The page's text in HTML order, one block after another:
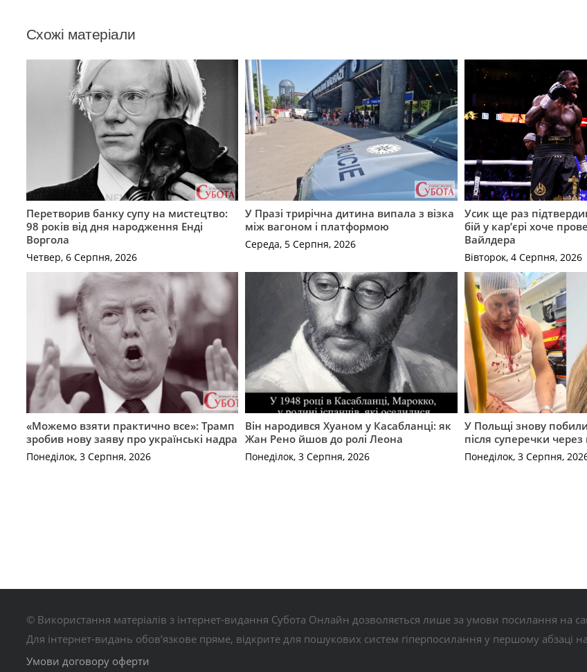
Схожі матеріали
Перетворив банку супу на мистецтво:
98 років від дня народження Енді
Воргола
Четвер, 6 Серпня, 2026
У Празі трирічна дитина випала з візка
між вагоном і платформою
Середа, 5 Серпня, 2026
Усик ще раз
бій у кар’єрі хоче
Вайлдера
Вівторок, 4 Серпня, 2026
«Можемо взяти практично все»: Трамп
зробив нову заяву про українські надра
Понеділок, 3 Серпня, 2026
Він народився Хуаном у Касабланці: як
Жан Рено йшов до ролі Леона
Понеділок, 3 Серпня, 2026
У Польщі знову
після суперечки
Понеділок, 3 Серпня,
© Використання матеріалів з інтернет-видання Субота Онлайн дозволяється лише за умови посилання на
Для інтернет-видань обов’язкове пряме, відкрите для пошукових систем гіперпосилання у першому абзаці
Умови договору оферти